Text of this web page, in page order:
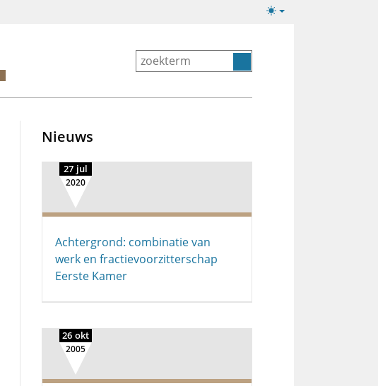
Lichte/donkere
Nieuws
27 jul
2020
Achtergrond: combinatie van
werk en fractievoorzitterschap
Eerste Kamer
26 okt
2005